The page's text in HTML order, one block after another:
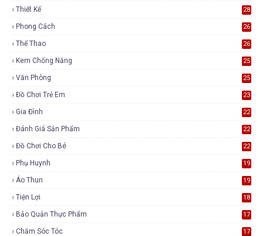
Thiết Kế 28
Phong Cách 26
Thể Thao 26
Kem Chống Nắng 25
Văn Phòng 25
Đồ Chơi Trẻ Em 23
Gia Đình 22
Đánh Giá Sản Phẩm 22
Đồ Chơi Cho Bé 22
Phụ Huynh 19
Áo Thun 19
Tiện Lợi 18
Bảo Quản Thực Phẩm 17
Chăm Sóc Tóc 17